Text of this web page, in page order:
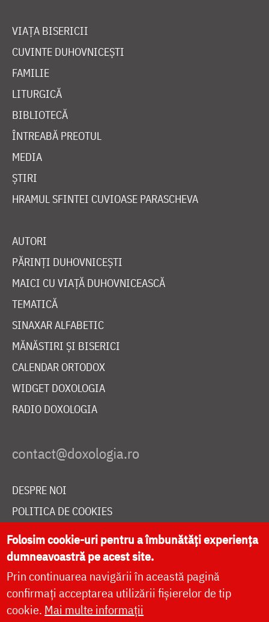
VIAȚA BISERICII
CUVINTE DUHOVNICEȘTI
FAMILIE
LITURGICĂ
BIBLIOTECĂ
ÎNTREABĂ PREOTUL
MEDIA
ȘTIRI
HRAMUL SFINTEI CUVIOASE PARASCHEVA
AUTORI
PĂRINȚI DUHOVNICEȘTI
MAICI CU VIAȚĂ DUHOVNICEASCĂ
TEMATICĂ
SINAXAR ALFABETIC
MĂNĂSTIRI ȘI BISERICI
CALENDAR ORTODOX
WIDGET DOXOLOGIA
RADIO DOXOLOGIA
DESPRE NOI
POLITICA DE COOKIES
DONEAZĂ ONLINE PENTRU CATEDRALA NAȚIONALĂ
LIVE
Folosim cookie-uri pentru a îmbunătăți experiența
dumneavoastră pe acest site.
Prin continuarea navigării în această pagină
confirmați acceptarea utilizării fișierelor de tip
cookie. Mai multe informații